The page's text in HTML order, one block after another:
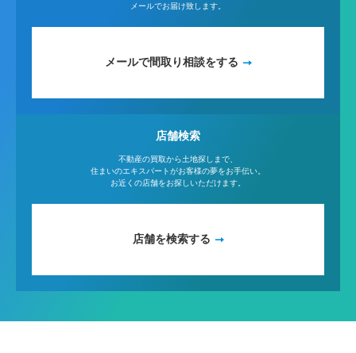
メールでお届け致します。
メールで間取り相談をする
店舗検索
不動産の買取から土地探しまで、
住まいのエキスパートがお客様の夢をお手伝い。
お近くの店舗をお探しいただけます。
店舗を検索する